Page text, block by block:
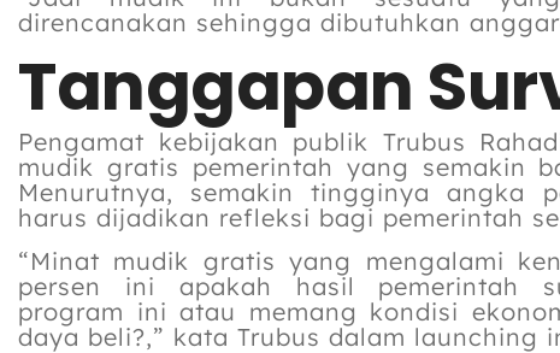
direncanakan sehingga dibutuhkan
Tanggapan
Pengamat kebijakan publik Trubus
mudik gratis pemerintah yang semakin
Menurutnya, semakin tingginya angka
harus dijadikan refleksi bagi pemerintah
“Minat mudik gratis yang mengalami
persen ini apakah hasil pemerintah
program ini atau memang kondisi
daya beli?,” kata Trubus dalam launching